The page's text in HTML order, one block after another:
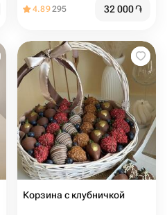
4.89295 32 000֏
Корзина с клубничкой